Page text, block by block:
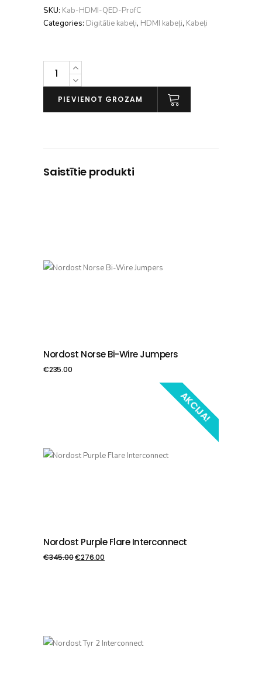
SKU: Kab-HDMI-QED-ProfC
Categories: Digitālie kabeļi, HDMI kabeļi, Kabeļi
QED
Professional
Connect
HDMI
PIEVIENOT GROZAM
Saistītie produkti
PIEVIENOT GROZAM
Nordost Norse Bi-Wire Jumpers
€235.00
AKCIJA!
PIEVIENOT GROZAM
Nordost Purple Flare Interconnect
€345.00€276.00